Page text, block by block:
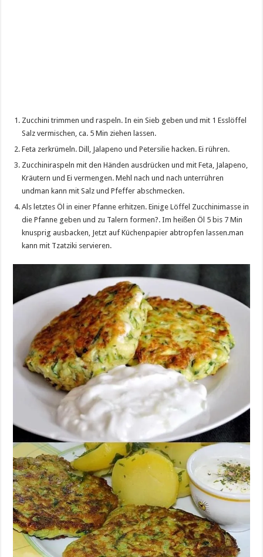
Zucchini trimmen und raspeln. In ein Sieb geben und mit 1 Esslöffel
Salz vermischen, ca. 5 Min ziehen lassen.
Feta zerkrümeln. Dill, Jalapeno und Petersilie hacken. Ei rühren.
Zucchiniraspeln mit den Händen ausdrücken und mit Feta, Jalapeno,
Kräutern und Ei vermengen. Mehl nach und nach unterrühren
undman kann mit Salz und Pfeffer abschmecken.
Als letztes Öl in einer Pfanne erhitzen. Einige Löffel Zucchinimasse in
die Pfanne geben und zu Talern formen?. Im heißen Öl 5 bis 7 Min
knusprig ausbacken, Jetzt auf Küchenpapier abtropfen lassen.man
kann mit Tzatziki servieren.